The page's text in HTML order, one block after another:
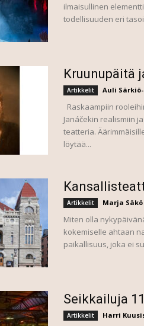
ilmaisullinen
todellisuuden eri
Kruunupäitä
Artikkelit Auli
Raskaampiin
Janáčekin realismiin
teatteria.
löytää...
Artikkelit Marja Säkö
Miten olla
kokemiselle ahtaan
paikallisuus, joka ei
Seikkailuja
Artikkelit Harri